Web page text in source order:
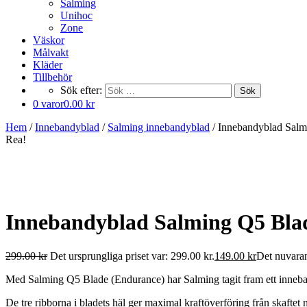
Salming
Unihoc
Zone
Väskor
Målvakt
Kläder
Tillbehör
Sök efter:
Sök
0 varor0.00 kr
Hem /Innebandyblad / Salming innebandyblad / Innebandyblad
Rea!
Innebandyblad Salming Q5
299.00kr Det ursprungliga priset var: 299.00 kr.149.00 krDet
Med Salming Q5 Blade (Endurance) har Salming tagit fram ett
De tre ribborna i bladets häl ger maximal kraftöverföring från